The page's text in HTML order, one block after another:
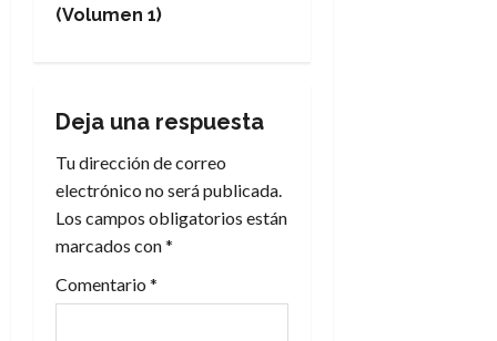
e
a
c
i
ó
n
(Volumen 1)
Deja una respuesta
Tu dirección de correo
electrónico no será publicada.
Los campos obligatorios están
marcados con*
Comentario *